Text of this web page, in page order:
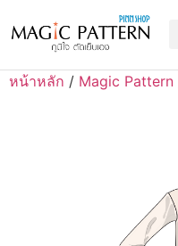
หน้าหลัก / Magic Pattern